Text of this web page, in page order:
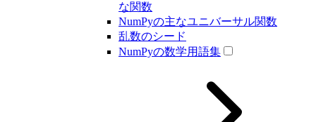
な関数
NumPyの主なユニバーサル関数
乱数のシード
NumPyの数学用語集